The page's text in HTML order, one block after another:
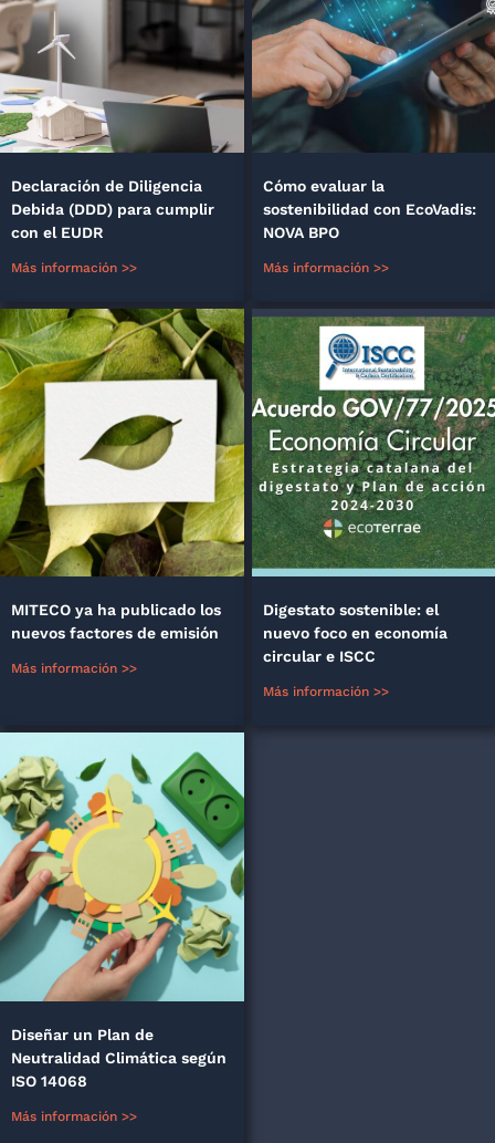
Declaración de Diligencia
Debida (DDD) para cumplir
con el EUDR
Más información >>
Cómo evaluar la
sostenibilidad con EcoVadis:
NOVA BPO
Más información >>
MITECO ya ha publicado los
nuevos factores de emisión
Más información >>
Digestato sostenible: el
nuevo foco en economía
circular e ISCC
Más información >>
Diseñar un Plan de
Neutralidad Climática según
ISO 14068
Más información >>